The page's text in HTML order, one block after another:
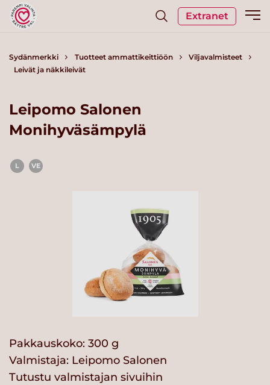
Extranet
Sydänmerkki Tuotteet ammattikeittiöön
Viljavalmisteet
Leivät ja näkkileivät
Leipomo Salonen
Monihyväsämpylä
L VE
Pakkauskoko: 300 g
Valmistaja: Leipomo Salonen
Tutustu valmistajan sivuihin